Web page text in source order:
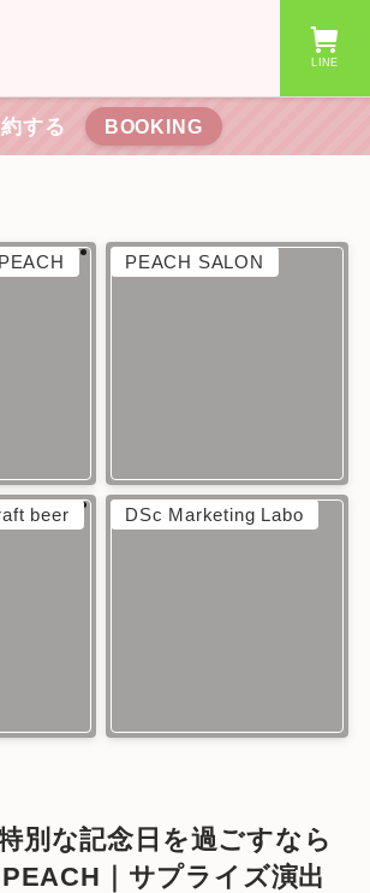
LINE
する BOOKING
PEACH SALON
beer DSc Marketing Labo
別な記念日を過ごすなら
｜サプライズ演出